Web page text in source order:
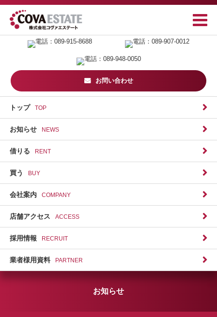
お問い合わせ
トップ TOP
お知らせ NEWS
借りる RENT
買う BUY
会社案内 COMPANY
店舗アクセス ACCESS
採用情報 RECRUIT
業者様用資料 PARTNER
お知らせ